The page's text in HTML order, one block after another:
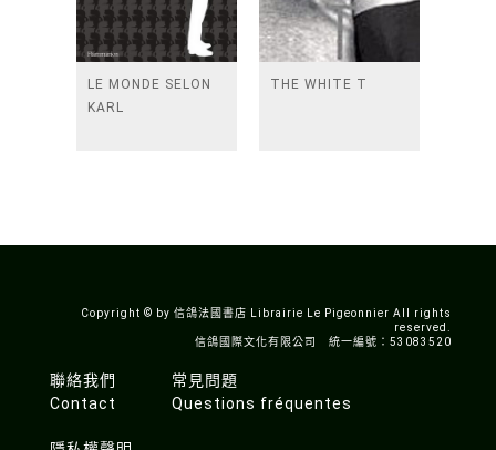
LE MONDE SELON
KARL
THE WHITE T
Copyright © by 信鴿法國書店 Librairie Le Pigeonnier All rights
reserved.
信鴿國際文化有限公司 統一編號：53083520
聯絡我們
Contact
常見問題
Questions fréquentes